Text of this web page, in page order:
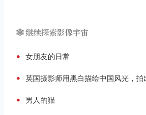
🕸️ 继续探索影像宇宙
• 女朋友的日常
• 英国摄影师用黑白描绘中国风光，
• 男人的猫